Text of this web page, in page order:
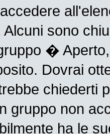
Alcuni sono
�
Dovrai
chiederti
gruppo non
ha le